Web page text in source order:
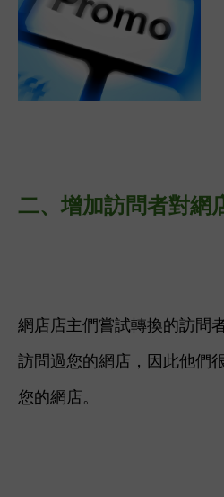
二、 增加訪問者對網
網店店主們嘗試轉換的訪問
訪問過您的網店，因此他們
您的網店。